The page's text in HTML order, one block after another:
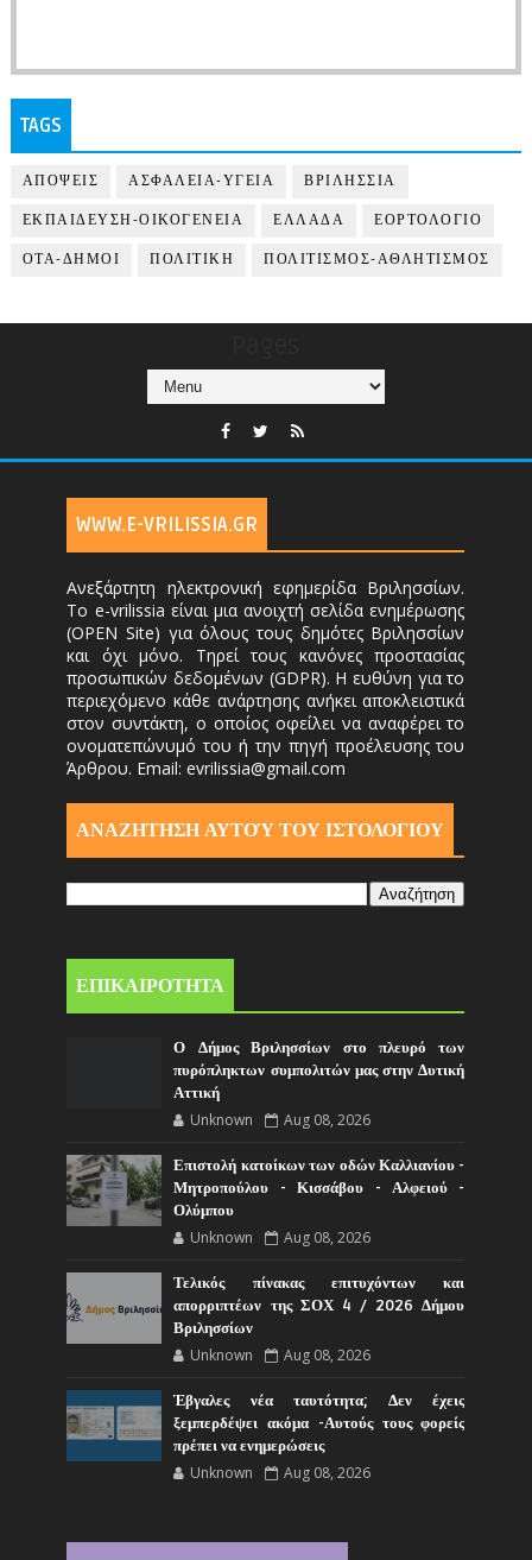
TAGS
ΑΠΟΨΕΙΣ ΑΣΦΑΛΕΙΑ-ΥΓΕΙΑ ΒΡΙΛΗΣΣΙΑ
ΕΚΠΑΙΔΕΥΣΗ-ΟΙΚΟΓΕΝΕΙΑ ΕΛΛΑΔΑ ΕΟΡΤΟΛΟΓΙΟ
ΟΤΑ-ΔΗΜΟΙ ΠΟΛΙΤΙΚΗ ΠΟΛΙΤΙΣΜΟΣ-ΑΘΛΗΤΙΣΜΟΣ
WWW.E-VRILISSIA.GR
Ανεξάρτητη ηλεκτρονική εφημερίδα Βριλησσίων.
Το e-vrilissia είναι μια ανοιχτή σελίδα ενημέρωσης
(OPEN Site) για όλους τους δημότες Βριλησσίων
και όχι μόνο. Τηρεί τους κανόνες προστασίας
προσωπικών δεδομένων (GDPR). Η ευθύνη για το
περιεχόμενο κάθε ανάρτησης ανήκει αποκλειστικά
στον συντάκτη, ο οποίος οφείλει να αναφέρει το
ονοματεπώνυμό του ή την πηγή προέλευσης του
Άρθρου. Email: evrilissia@gmail.com
ΑΝΑΖΗΤΗΣΗ ΑΥΤΟΎ ΤΟΥ ΙΣΤΟΛΟΓΙΟΥ
ΕΠΙΚΑΙΡΟΤΗΤΑ
Ο Δήμος Βριλησσίων στο πλευρό των
πυρόπληκτων συμπολιτών μας στην Δυτική
Αττική
Unknown Aug 08, 2026
Επιστολή κατοίκων των οδών Καλλιανίου -
Μητροπούλου - Κισσάβου - Αλφειού -
Ολύμπου
Unknown Aug 08, 2026
Τελικός πίνακας επιτυχόντων και
απορριπτέων της ΣΟΧ 4 / 2026 Δήμου
Βριλησσίων
Unknown Aug 08, 2026
Έβγαλες νέα ταυτότητα; Δεν έχεις
ξεμπερδέψει ακόμα -Αυτούς τους φορείς
πρέπει να ενημερώσεις
Unknown Aug 08, 2026